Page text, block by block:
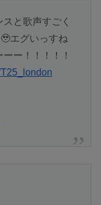
と歌声すごく
エグいっすね
ー！！！！！